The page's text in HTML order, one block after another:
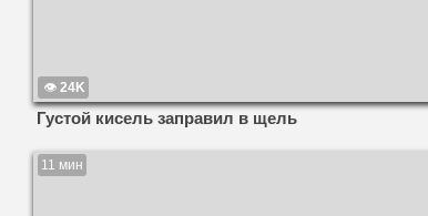
24K
Густой кисель заправил в щель
11 мин